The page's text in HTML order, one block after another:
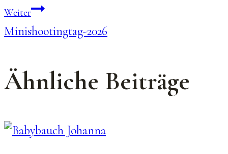
Weiter
Minishootingtag-2026
Ähnliche Beiträge